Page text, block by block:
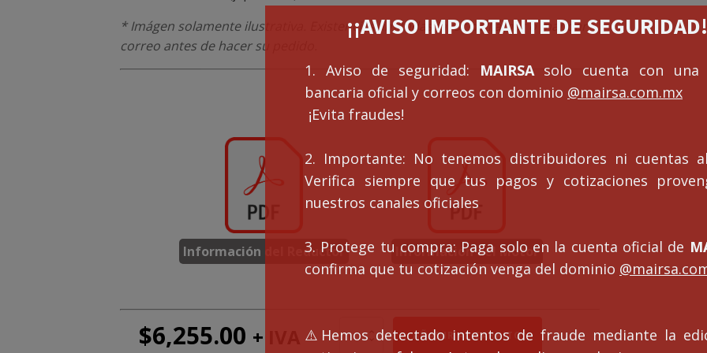
¡¡AVISO IMPORTANTE DE
1. Aviso de seguridad: MAIRSAsolo cuenta con una
bancaria oficial y correos con dominio @mairsa.com.mx
¡Evita fraudes!
2. Importante: No tenemos distribuidores ni cuentas
Verifica siempre que tus pagos y cotizaciones
nuestros canales oficiales
3. Protege tu compra: Paga solo en la cuenta oficial de
confirma que tu cotización venga del dominio
⚠️Hemos detectado intentos de fraude mediante la
* Imágen solamente ilustrativa. Existencias limitadas favor de llamar o mandar
correo antes de hacer su pedido.
Información del Reductor Información del Motor
$6,255.00 + IVA
Motorreductor AÑADIR AL CARRITO